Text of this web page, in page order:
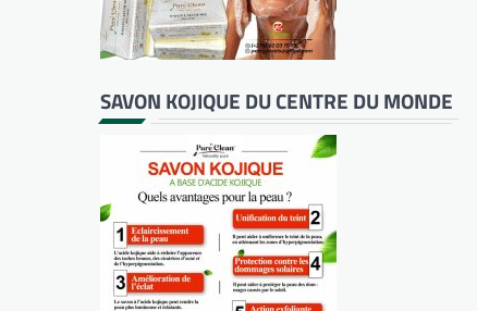
SAVON KOJIQUE DU CENTRE DU MONDE